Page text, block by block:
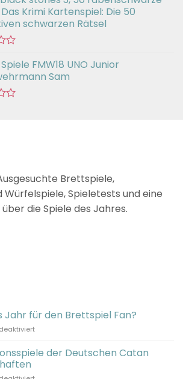
Krimi Kartenspiel: Die 50
schwarzen Rätsel
FMW18 UNO Junior
Sam
Brettspiele,
Würfelspiele, Spieletests und eine
die Spiele des Jahres.
Jahr für den Brettspiel Fan?
für
–
Dasder Deutschen Catan